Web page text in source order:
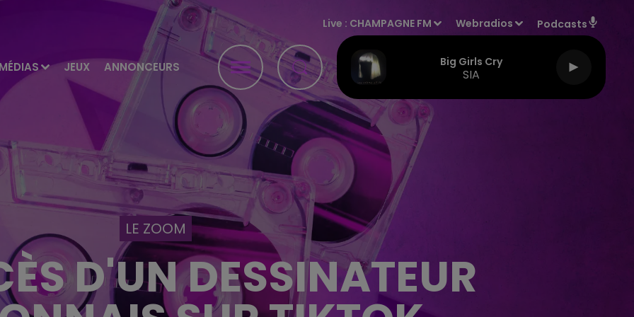
JEUX ANNONCEURS
Live : CHAMPAGNE FM Webradios Podcasts
Big Girls Cry
SIA
LE ZOOM
D'UN DESSINATEUR